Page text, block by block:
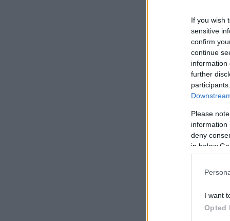
If you wish
sensitive
confirm
continue
information
further
Please
information
deny
in below
I want
Opted
Αύριο ανά
Πρωί
33°
Απόγευμα